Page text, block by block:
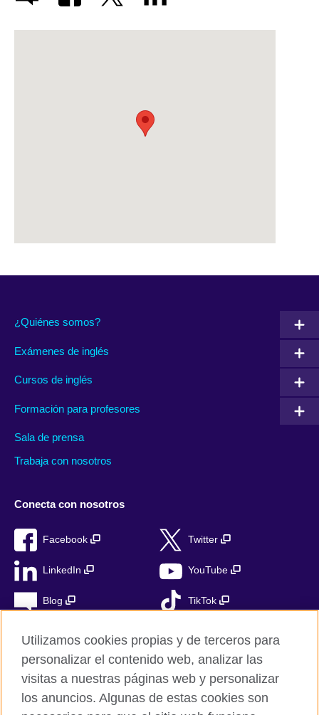
¿Quiénes somos?
Exámenes de inglés
Cursos de inglés
Formación para profesores
Sala de prensa
Trabaja con nosotros
Conecta con nosotros
Facebook Twitter
LinkedIn YouTube
Blog TikTok
British Council Global
Privacidad
Utilizamos cookies propias y de terceros para
personalizar el contenido web, analizar las
visitas a nuestras páginas web y personalizar
los anuncios. Algunas de estas cookies son